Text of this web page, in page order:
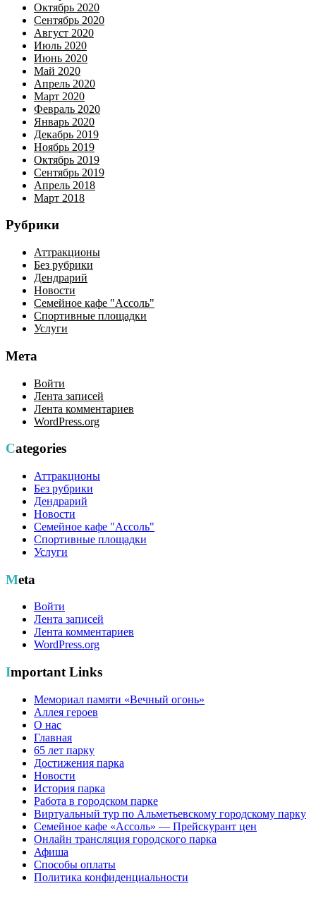
Октябрь 2020
Сентябрь 2020
Август 2020
Июль 2020
Июнь 2020
Май 2020
Апрель 2020
Март 2020
Февраль 2020
Январь 2020
Декабрь 2019
Ноябрь 2019
Октябрь 2019
Сентябрь 2019
Апрель 2018
Март 2018
Рубрики
Аттракционы
Без рубрики
Дендрарий
Новости
Семейное кафе "Ассоль"
Спортивные площадки
Услуги
Мета
Войти
Лента записей
Лента комментариев
WordPress.org
Categories
Аттракционы
Без рубрики
Дендрарий
Новости
Семейное кафе "Ассоль"
Спортивные площадки
Услуги
Meta
Войти
Лента записей
Лента комментариев
WordPress.org
Important Links
Мемориал памяти «Вечный огонь»
Аллея героев
О нас
Главная
65 лет парку
Достижения парка
Новости
История парка
Работа в городском парке
Виртуальный тур по Альметьевскому городскому парку
Семейное кафе «Ассоль» — Прейскурант цен
Онлайн трансляция городского парка
Афиша
Способы оплаты
Политика конфиденциальности